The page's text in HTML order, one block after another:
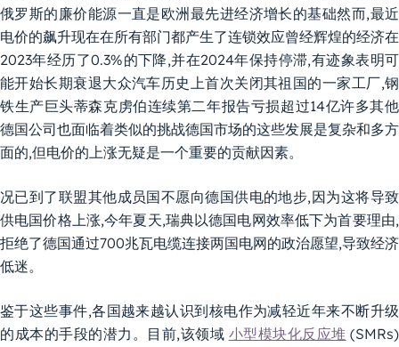
俄罗斯的廉价能源一直是欧洲最先进经济增长的基础然而,最近
电价的飙升现在在所有部门都产生了连锁效应曾经辉煌的经济在
2023年经历了0.3%的下降,并在2024年保持停滞,有迹象表明可
能开始长期衰退大众汽车历史上首次关闭其祖国的一家工厂,钢
铁生产巨头蒂森克虏伯连续第二年报告亏损超过14亿许多其他
德国公司也面临着类似的挑战德国市场的这些发展是复杂和多方
面的,但电价的上涨无疑是一个重要的贡献因素。
况已到了联盟其他成员国不愿向德国供电的地步,因为这将导致
供电国价格上涨,今年夏天,瑞典以德国电网效率低下为首要理由,
拒绝了德国通过700兆瓦电缆连接两国电网的政治愿望,导致经济
低迷。
鉴于这些事件,各国越来越认识到核电作为减轻近年来不断升级
的成本的手段的潜力。目前,该领域 小型模块化反应堆 (SMRs)